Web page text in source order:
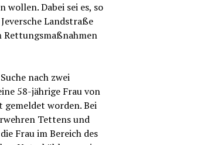
wollen. Dabei sei es, so
Landstraße
nach zwei
58-jährige Frau von
worden. Bei
Tettens und
Frau im Bereich des